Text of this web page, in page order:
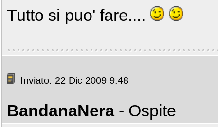
Tutto si puo' fare....
Inviato: 22 Dic 2009 9:48
BandanaNera - Ospite